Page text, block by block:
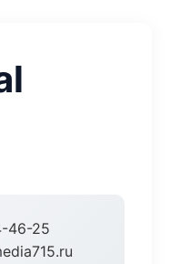
46-25